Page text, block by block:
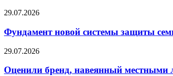
29.07.2026
Фундамент новой системы защиты
29.07.2026
Оценили бренд, навеянный местными